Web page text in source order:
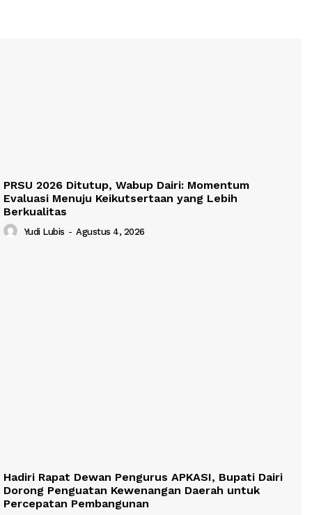
PRSU 2026 Ditutup, Wabup Dairi: Momentum
Evaluasi Menuju Keikutsertaan yang Lebih
Berkualitas
Yudi Lubis - Agustus 4, 2026
Hadiri Rapat Dewan Pengurus APKASI, Bupati Dairi
Dorong Penguatan Kewenangan Daerah untuk
Percepatan Pembangunan